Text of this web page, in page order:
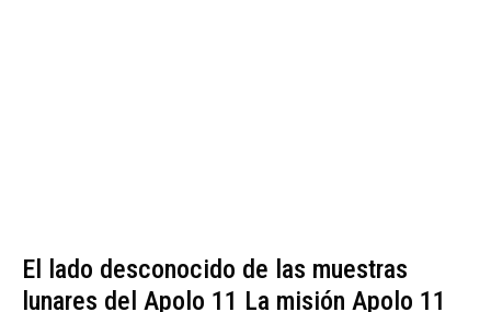
El lado desconocido de las muestras
lunares del Apolo 11 La misión Apolo 11